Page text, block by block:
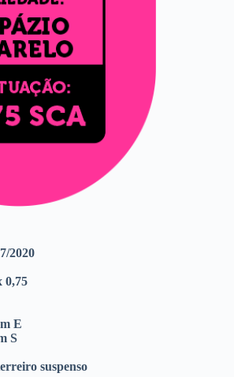
2020
0,75
E
S
suspenso